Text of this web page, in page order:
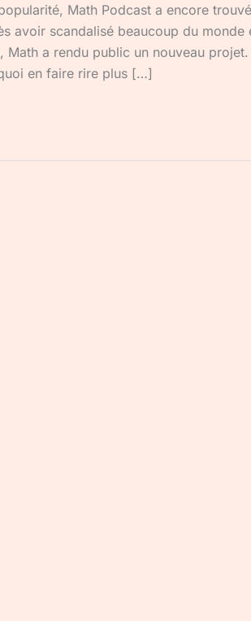
Math Podcast a encore
avoir scandalisé beaucoup du monde
a rendu public un nouveau
en faire rire plus […]